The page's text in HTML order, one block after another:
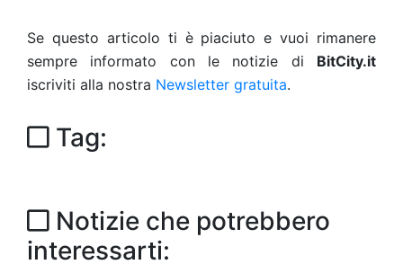
Se questo articolo ti è piaciuto e vuoi rimanere
sempre informato con le notizie di BitCity.it
iscriviti alla nostra Newsletter gratuita.
Tag:
Notizie che potrebbero
interessarti: